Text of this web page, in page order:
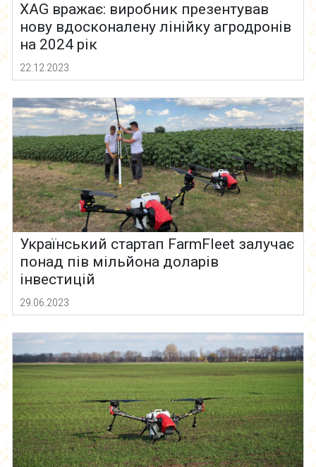
XAG вражає: виробник презентував
нову вдосконалену лінійку агродронів
на 2024 рік
22.12.2023
Український стартап FarmFleet залучає
понад пів мільйона доларів
інвестицій
29.06.2023